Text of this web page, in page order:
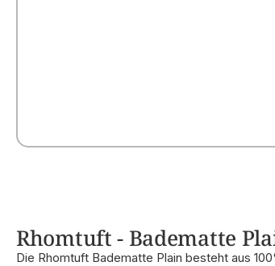
Rhomtuft - Badematte
Die Rhomtuft Badematte Plain besteht aus